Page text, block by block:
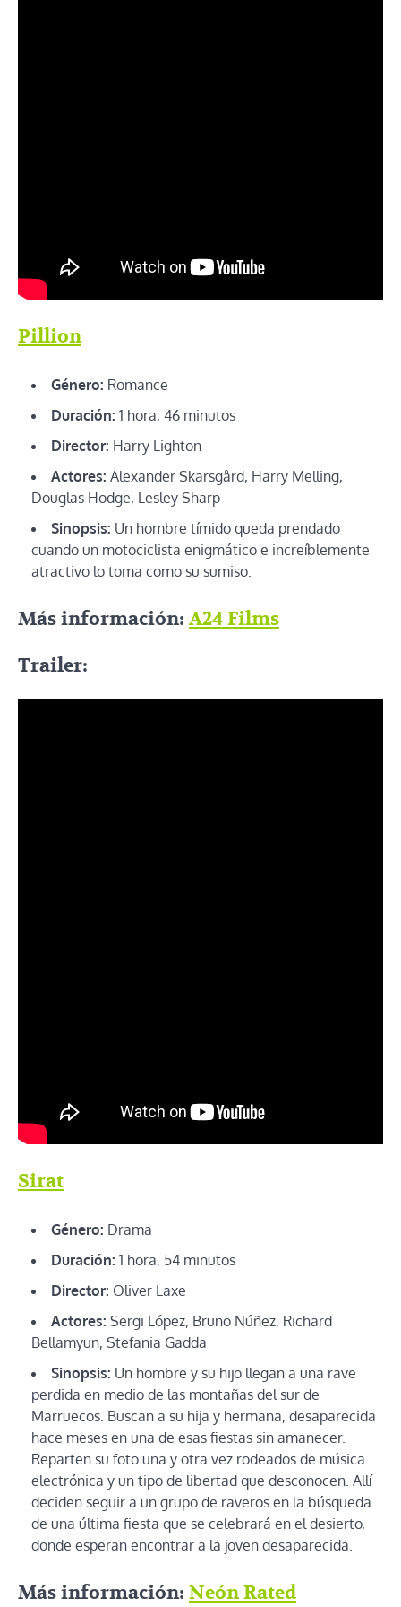
Pillion
Género: Romance
Duración: 1 hora, 46 minutos
Director: Harry Lighton
Actores: Alexander Skarsgård, Harry Melling,
Douglas Hodge, Lesley Sharp
Sinopsis: Un hombre tímido queda prendado
cuando un motociclista enigmático e increíblemente
atractivo lo toma como su sumiso.
Más información:A24 Films
Trailer:
Sirat
Género: Drama
Duración: 1 hora, 54 minutos
Director: Oliver Laxe
Actores: Sergi López, Bruno Núñez, Richard
Bellamyun, Stefania Gadda
Sinopsis: Un hombre y su hijo llegan a una rave
perdida en medio de las montañas del sur de
Marruecos. Buscan a su hija y hermana, desaparecida
hace meses en una de esas fiestas sin amanecer.
Reparten su foto una y otra vez rodeados de música
electrónica y un tipo de libertad que desconocen. Allí
deciden seguir a un grupo de raveros en la búsqueda
de una última fiesta que se celebrará en el desierto,
donde esperan encontrar a la joven desaparecida.
Más información: Neón Rated